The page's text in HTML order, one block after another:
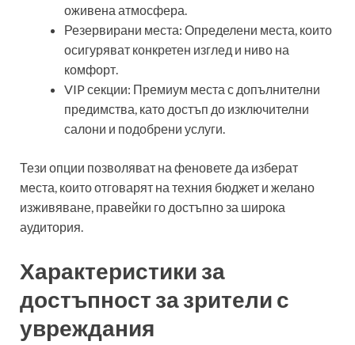
оживена атмосфера.
Резервирани места: Определени места, които
осигуряват конкретен изглед и ниво на
комфорт.
VIP секции: Премиум места с допълнителни
предимства, като достъп до изключителни
салони и подобрени услуги.
Тези опции позволяват на феновете да изберат
места, които отговарят на техния бюджет и желано
изживяване, правейки го достъпно за широка
аудитория.
Характеристики за
достъпност за зрители с
увреждания